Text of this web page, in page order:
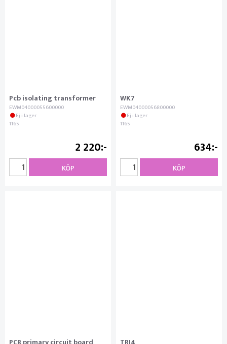
Pcb isolating transformer
EWM04000055600000
Ej i lager
1165
2 220
KÖP
WK7
EWM04000056800000
Ej i lager
1165
634
KÖP